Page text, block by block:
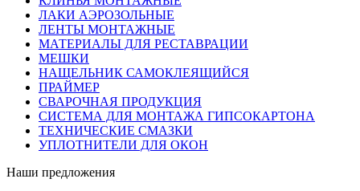
ЛАКИ АЭРОЗОЛЬНЫЕ
ЛЕНТЫ МОНТАЖНЫЕ
МАТЕРИАЛЫ ДЛЯ РЕСТАВРАЦИИ
МЕШКИ
НАЩЕЛЬНИК САМОКЛЕЯЩИЙСЯ
ПРАЙМЕР
СВАРОЧНАЯ ПРОДУКЦИЯ
СИСТЕМА ДЛЯ МОНТАЖА ГИПСОКАРТОНА
ТЕХНИЧЕСКИЕ СМАЗКИ
УПЛОТНИТЕЛИ ДЛЯ ОКОН
Наши предложения